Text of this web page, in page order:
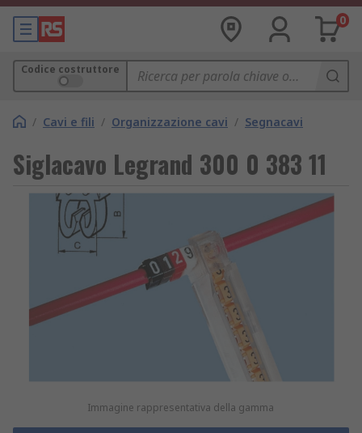
0
Codice costruttore
/ Cavi e fili / Organizzazione cavi / Segnacavi
Siglacavo Legrand 300 0 383 11
Immagine rappresentativa della gamma